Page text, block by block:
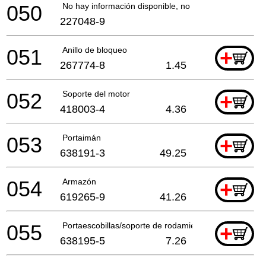
No hay información disponible, no se puede pedir
050 227048-9
Anillo de bloqueo +
051 267774-8 1.45
Soporte del motor +
052 418003-4 4.36
Portaimán +
053 638191-3 49.25
Armazón +
054 619265-9 41.26
Portaescobillas/soporte de rodamiento +
055 638195-5 7.26